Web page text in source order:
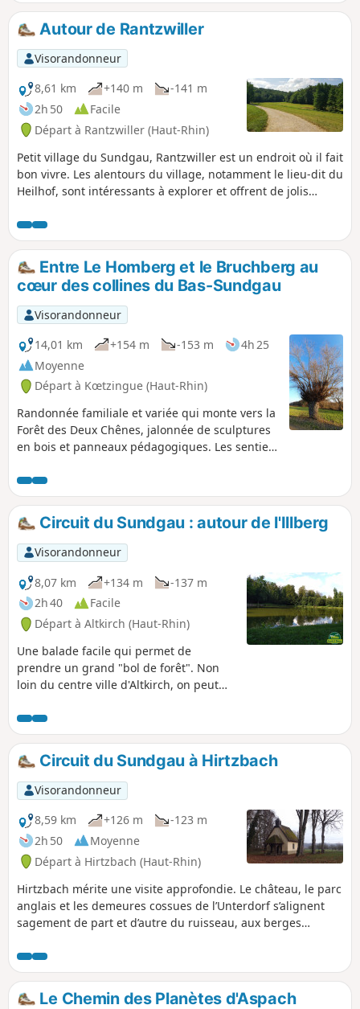
encore préservé de Luemschwiller, on
pourrait croire un instant avoir réussi à
suspendre le temps.
Autour de Rantzwiller
Visorandonneur
8,61 km
+140 m
-141 m
2h 50
Facile
Départ à Rantzwiller (Haut-Rhin)
Petit village du Sundgau, Rantzwiller est un endroit où il fait
bon vivre. Les alentours du village, notamment le lieu-dit du
Heilhof, sont intéressants à explorer et offrent de jolis
Entre Le Homberg et le Bruchberg au
cœur des collines du Bas-Sundgau
Visorandonneur
14,01 km
+154 m -153 m
4h 25
Moyenne
Départ à Kœtzingue (Haut-Rhin)
Randonnée familiale et variée qui monte vers la
Forêt des Deux Chênes, jalonnée de sculptures
en bois et panneaux pédagogiques. Les sentiers
Homberg et la mare biologique de Kœtzingue
ainsi que les beaux points de vue sur les
massifs avoisinants feront oublier quelques
montées courtes mais parfois raides.
Circuit du Sundgau : autour de l'Illberg
Visorandonneur
8,07 km
+134 m
-137 m
2h 40
Facile
Départ à Altkirch (Haut-Rhin)
Une balade facile qui permet de
prendre un grand "bol de forêt". Non
loin du centre ville d'Altkirch, on peut
Erlen au bord duquel il fait bon s'asseoir
et profiter...
Circuit du Sundgau à Hirtzbach
Visorandonneur
8,59 km
+126 m
-123 m
2h 50
Moyenne
Départ à Hirtzbach (Haut-Rhin)
Hirtzbach mérite une visite approfondie. Le château, le parc
anglais et les demeures cossues de l’Unterdorf s’alignent
sagement de part et d’autre du ruisseau, aux berges
escapade champêtre et sylvestre conduit au site du village
disparu de Sankt-Glückern et au Landfürstenweyer, l’Etang
des Princes, aux eaux dormantes.
Le Chemin des Planètes d'Aspach